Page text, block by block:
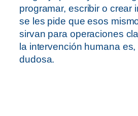
programar, escribir o crear
se les pide que esos
sirvan para operaciones
la intervención humana
dudosa.